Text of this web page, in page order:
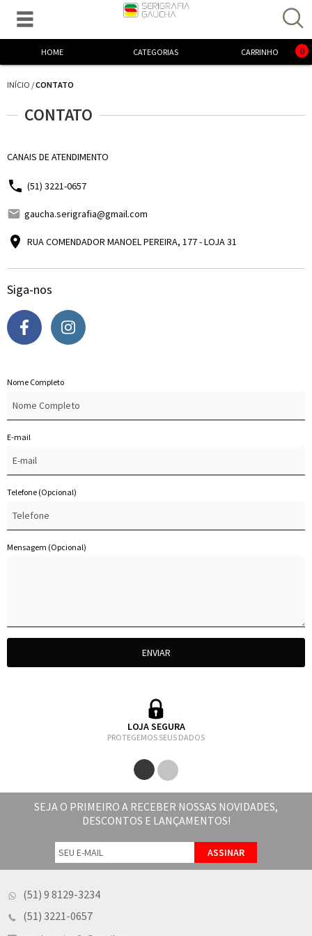
HOME CATEGORIAS CARRINHO 0
Excelente! Já adicionamos o produto ao carrinho.
INÍCIO /CONTATO
CONTATO
CANAIS DE ATENDIMENTO
(51) 3221-0657
gaucha.serigrafia@gmail.com
RUA COMENDADOR MANOEL PEREIRA, 177 - LOJA 31
Siga-nos
Nome Completo
E-mail
Telefone (Opcional)
Mensagem (Opcional)
LOJA SEGURA
PROTEGEMOS SEUS DADOS
SEJA O PRIMEIRO A RECEBER NOSSAS NOVIDADES,
DESCONTOS E LANÇAMENTOS!
(51) 9 8129-3234
(51) 3221-0657